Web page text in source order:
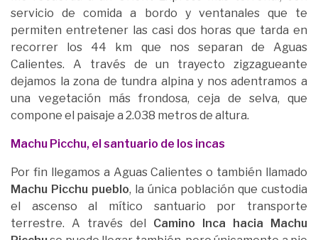
servicio de comida a bordo y ventanales que te
permiten entretener las casi dos horas que tarda en
recorrer los 44 km que nos separan de Aguas
Calientes. A través de un trayecto zigzagueante
dejamos la zona de tundra alpina y nos adentramos a
una vegetación más frondosa, ceja de selva, que
compone el paisaje a 2.038 metros de altura.
Machu Picchu, el santuario de los incas
Por fin llegamos a Aguas Calientes o también llamado
Machu Picchu pueblo, la única población que custodia
el ascenso al mítico santuario por transporte
terrestre. A través del Camino Inca hacia Machu